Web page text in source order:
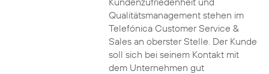
Qualitätsmanagement stehen im
Telefónica Customer Service &
Sales an oberster Stelle. Der Kunde
soll sich bei seinem Kontakt mit
dem Unternehmen gut